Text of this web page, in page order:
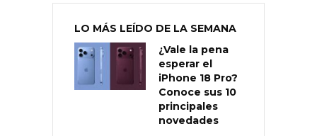
LO MÁS LEÍDO DE LA SEMANA
¿Vale la pena
esperar el
iPhone 18 Pro?
Conoce sus 10
principales
novedades